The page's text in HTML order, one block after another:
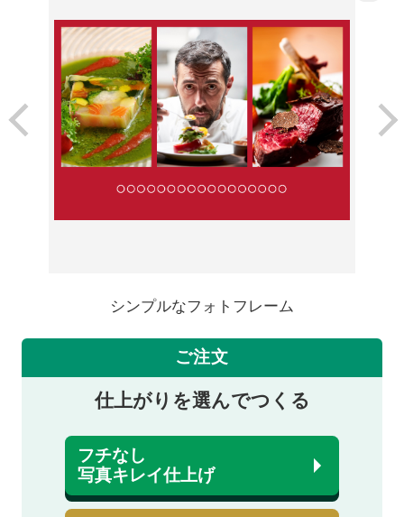
シンプルなフォトフレーム
ご注文
仕上がりを選んでつくる
フチなし
写真キレイ仕上げ